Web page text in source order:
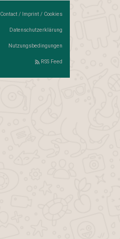
Contact / Imprint / Cookies
Datenschutzerklärung
Nutzungsbedingungen
RSS Feed